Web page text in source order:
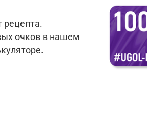
рецепта.
очков в нашем